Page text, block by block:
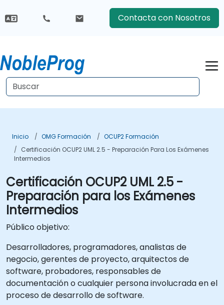
Contacta con Nosotros
Inicio OMG Formación
OCUP2 Formación
Certificación OCUP2 UML 2.5 - Preparación Para Los Exámenes
Intermedios
Certificación OCUP2 UML 2.5 -
Preparación para los Exámenes
Intermedios
Público objetivo:
Desarrolladores, programadores, analistas de
negocio, gerentes de proyecto, arquitectos de
software, probadores, responsables de
documentación o cualquier persona involucrada en el
proceso de desarrollo de software.